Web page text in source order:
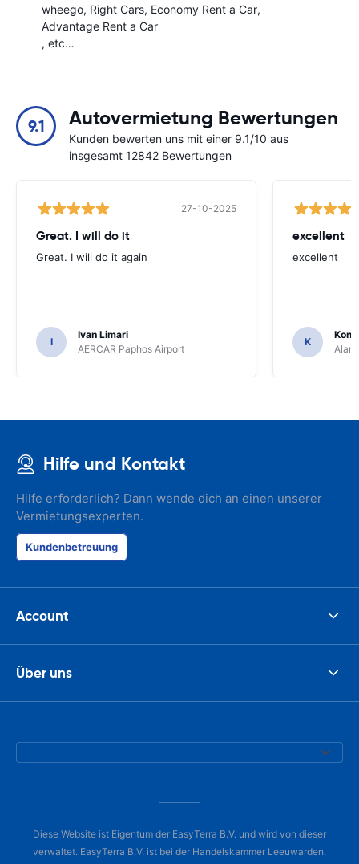
wheego Right Cars Economy Rent a Car
Advantage Rent a Car
, etc…
9.1 Autovermietung Bewertungen
Kunden bewerten uns mit einer 9.1/10 aus
insgesamt 12842 Bewertungen
27-10-2025
Great. I will do it
Great. I will do it again
I
Ivan Limari
AERCAR Paphos Airport
excellent
excellent
K
Hilfe und Kontakt
Hilfe erforderlich? Dann wende dich an einen unserer
Vermietungsexperten.
Kundenbetreuung
Account
Über uns
Diese Website ist Eigentum der EasyTerra B.V. und wird von dieser
verwaltet. EasyTerra B.V. ist bei der Handelskammer Leeuwarden,